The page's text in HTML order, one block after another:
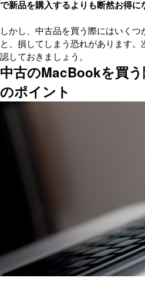
で新品を購入するよりも断然お得に
しかし、中古品を買う際にはいく
と、損してしまう恐れがあります
認しておきましょう。
中古のMacBookを買
のポイント